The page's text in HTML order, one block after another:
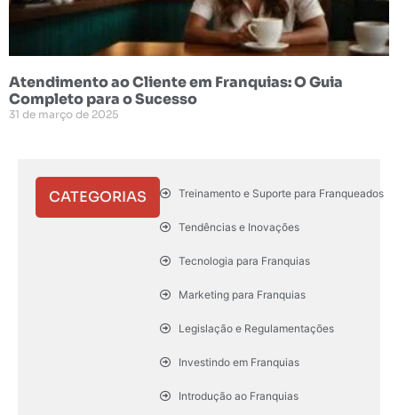
Atendimento ao Cliente em Franquias: O Guia
Completo para o Sucesso
31 de março de 2025
CATEGORIAS Treinamento e Suporte para Franqueados
Tendências e Inovações
Tecnologia para Franquias
Marketing para Franquias
Legislação e Regulamentações
Investindo em Franquias
Introdução ao Franquias